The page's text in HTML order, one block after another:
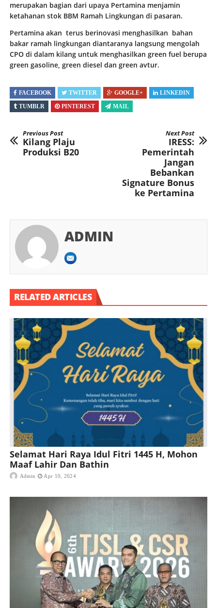
merupakan bagian dari upaya Pertamina menjamin
ketahanan stok BBM Ramah Lingkungan di pasaran.
Pertamina akan terus berinovasi menghasilkan bahan
bakar ramah lingkungan diantaranya langsung mengolah
CPO di dalam kilang untuk menghasilkan green fuel berupa
green gasoline, green diesel dan green avtur.
FACEBOOK TWITTER GOOGLE+
LINKEDIN
TUMBLR
PINTEREST MAIL
Previous Post
Kilang Plaju
Produksi B20
Next Post
IRESS:
Pemerintah
Jangan
Bebankan
Signature Bonus
ke Pertamina
ADMIN
RELATED ARTICLES
Selamat Hari Raya Idul Fitri 1445 H, Mohon
Maaf Lahir Dan Bathin
Admin Apr 10, 2024